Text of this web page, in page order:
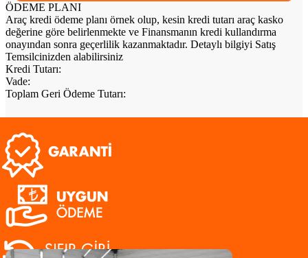
ÖDEME PLANI
Araç kredi ödeme planı örnek olup, kesin kredi tutarı araç kasko
değerine göre belirlenmekte ve Finansmanın kredi kullandırma
onayından sonra geçerlilik kazanmaktadır. Detaylı bilgiyi Satış
Temsilcinizden alabilirsiniz
Kredi Tutarı:
Vade:
Toplam Geri Ödeme Tutarı:
BENZER ARAÇLAR